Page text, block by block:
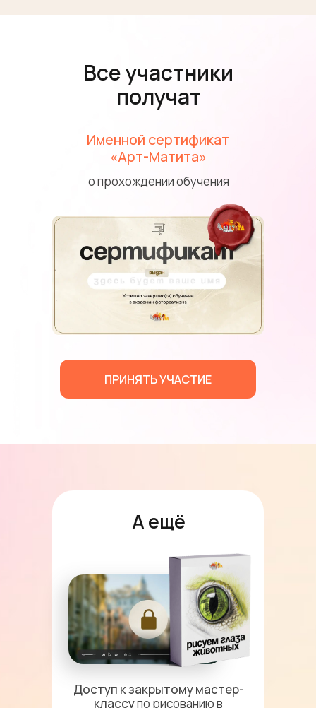
ПРИНЯТЬ УЧАСТИЕ
о прохождении обучения
Все участники
получат
Именной сертификат
«Арт-Матита»
А ещё
Доступ к закрытому мастер-
классупо рисованию в